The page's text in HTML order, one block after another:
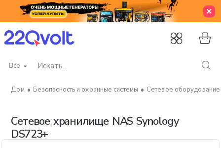
Все
Искать...
Сетевое хранилище NAS Synology
DS723+
Безопасность и охранные системы Сетевое оборудование